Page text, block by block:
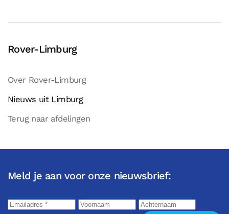
Rover-Limburg
Over Rover-Limburg
Nieuws uit Limburg
Terug naar afdelingen
Meld je aan voor onze nieuwsbrief: